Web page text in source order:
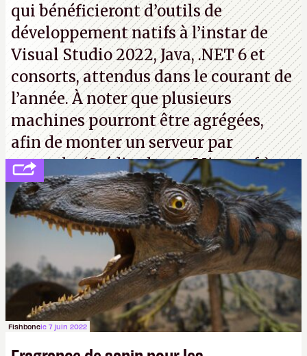
qui bénéficieront d’outils de
développement natifs à l’instar de
Visual Studio 2022, Java, .NET 6 et
consorts, attendus dans le courant de
l’année. À noter que plusieurs
machines pourront être agrégées,
afin de monter un serveur par
exemple. (Crédit photo : Microsoft)
Fishbonele 7 juin 2022